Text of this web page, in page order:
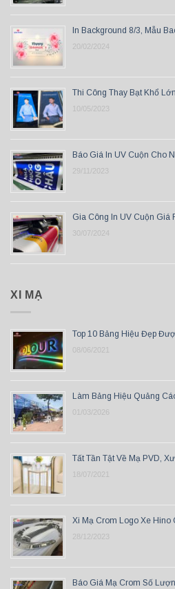
In Background 8/3, Mẫu
20/02/2024
Thi Công Thay Bạt Khổ Lớn
10/05/2023
Báo Giá In UV Cuộn Cho
29/11/2023
Gia Công In UV Cuộn Giá
30/07/2024
XI MẠ
Top 10 Bảng Hiệu Đẹp
08/06/2021
Làm Bảng Hiệu Quảng
01/03/2026
Tất Tần Tật Về Mạ PVD,
18/07/2021
Xi Mạ Crom Logo Xe Hino
28/12/2023
Báo Giá Mạ Crom Số